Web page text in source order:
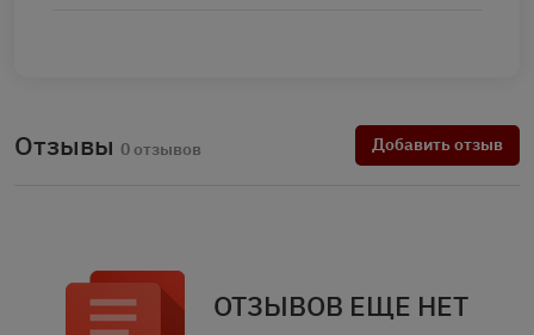
Отзывы 0 отзывов Добавить отзыв
ОТЗЫВОВ ЕЩЕ НЕТ